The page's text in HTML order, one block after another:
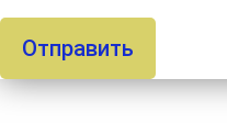
Отправить